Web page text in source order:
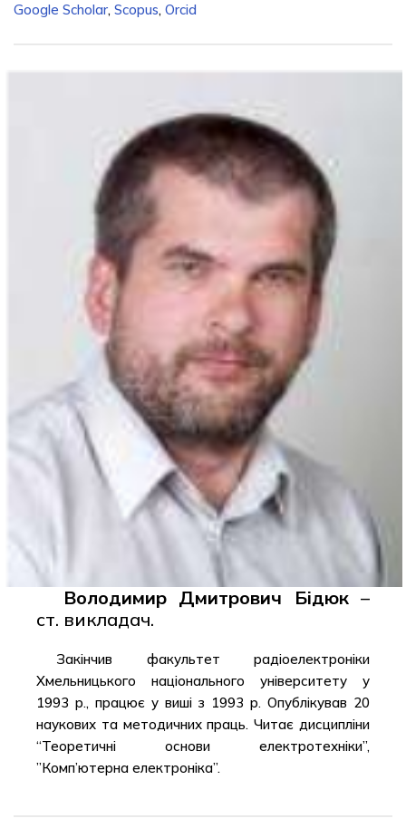
Google Scholar, Scopus, Orcid
Володимир Дмитрович Бідюк–
ст. викладач.
Закінчив факультет радіоелектроніки
Хмельницького національного університету у
1993 р., працює у виші з 1993 р. Опублікував 20
наукових та методичних праць. Читає дисципліни
“Теоретичні основи електротехніки”,
”Комп’ютерна електроніка”.